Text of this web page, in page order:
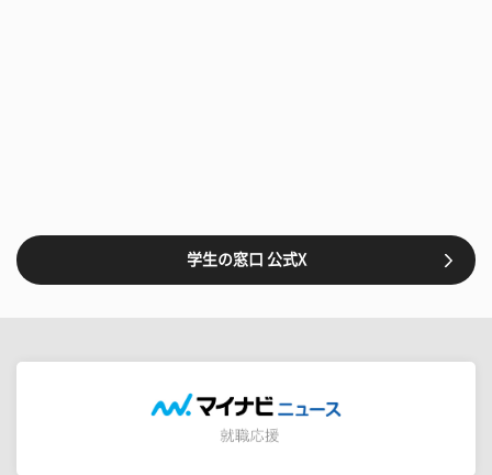
学生の窓口 公式X